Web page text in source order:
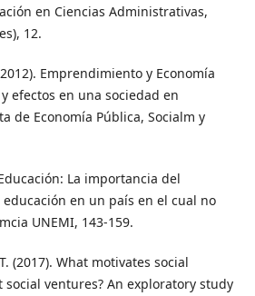
en Ciencias Administrativas,
12.
Emprendimiento y Economía
efectos en una sociedad en
de Economía Pública, Socialm y
La importancia del
en un país en el cual no
UNEMI, 143-159.
(2017). What motivates social
ventures? An exploratory study